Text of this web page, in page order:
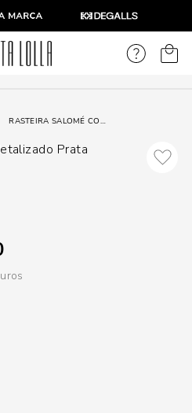
RASTEIRA SALOMÉ COURO METALIZADO PRATA
Prata